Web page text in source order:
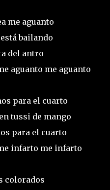
me aguanto
bailando
del antro
aguanto me aguanto
para el cuarto
tussi de mango
para el cuarto
infarto me infarto
colorados